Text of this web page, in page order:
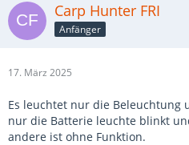
Carp Hunter FRI
Anfänger
17. März 2025
Es leuchtet nur die Beleuchtung
nur die Batterie leuchte blinkt
andere ist ohne Funktion.